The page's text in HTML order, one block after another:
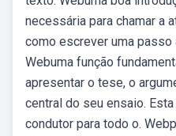
necessária para chamar a
como escrever uma
Webuma função
apresentar o tese, o
central do seu ensaio.
condutor para todo o.